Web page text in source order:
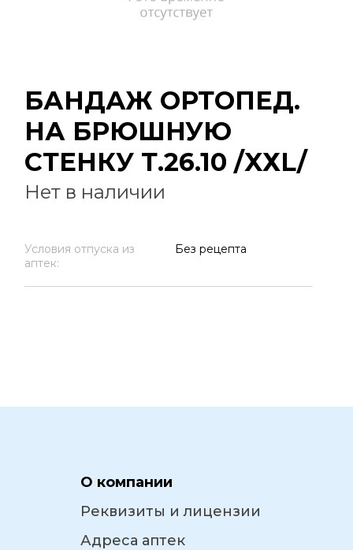
БАНДАЖ ОРТОПЕД.
НА БРЮШНУЮ
СТЕНКУ Т.26.10 /XХL/
Нет в наличии
Условия отпуска из
аптек:
Без рецепта
О компании
Реквизиты и лицензии
Адреса аптек